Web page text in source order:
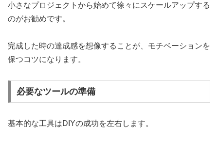
小さなプロジェクトから始めて徐々にスケールアップする
のがお勧めです。
完成した時の達成感を想像することが、モチベーションを
保つコツになります。
必要なツールの準備
基本的な工具はDIYの成功を左右します。